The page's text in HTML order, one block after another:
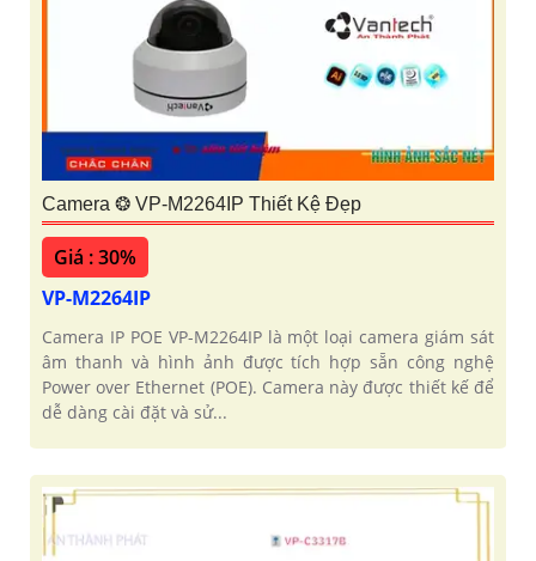
Camera ❂ VP-M2264IP Thiết Kệ Đẹp
Giá : 30%
VP-M2264IP
Camera IP POE VP-M2264IP là một loại camera giám sát
âm thanh và hình ảnh được tích hợp sẵn công nghệ
Power over Ethernet (POE). Camera này được thiết kế để
dễ dàng cài đặt và sử...